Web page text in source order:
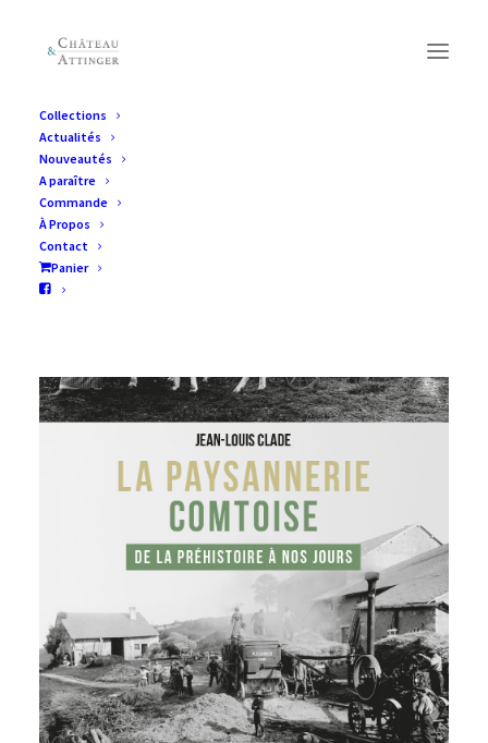
Collections
Actualités
Nouveautés
A paraître
Commande
À Propos
Contact
Panier